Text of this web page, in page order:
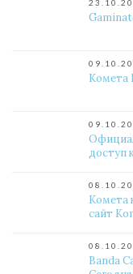
Комета
доступ
Комета
сайт
Banda